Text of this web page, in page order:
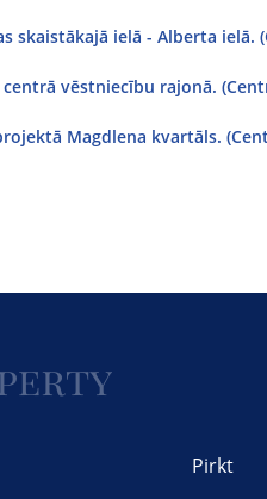
skaistākajā ielā - Alberta ielā.
vēstniecību rajonā.
Magdlena kvartāls.
Pirkt